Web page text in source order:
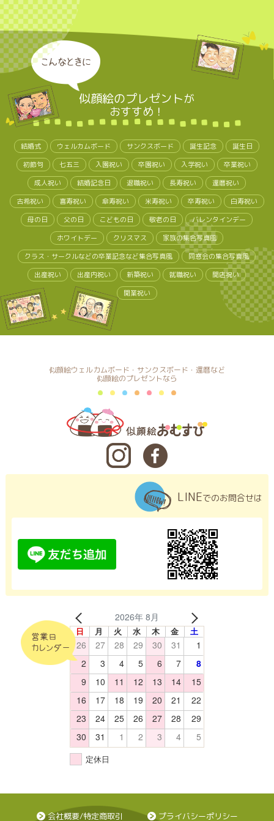
こんなときに
似顔絵のプレゼントが
おすすめ！
結婚式 ウェルカムボード サンクスボード 誕生記念
誕生日
初節句
七五三 入園祝い 卒園祝い 入学祝い
卒業祝い
成人祝い
結婚記念日 退職祝い 長寿祝い
還暦祝い
古希祝い
喜寿祝い 傘寿祝い 米寿祝い 卒寿祝い
白寿祝い
母の日
父の日 こどもの日 敬老の日
バレンタインデー
ホワイトデー
クリスマス
家族の集合写真風
クラス・サークルなどの卒業記念など集合写真風
同窓会の集合写真風
出産祝い
出産内祝い 新築祝い 就職祝い
開店祝い
開業祝い
似顔絵ウェルカムボード・サンクスボード・還暦など
似顔絵のプレゼントなら
LINEでのお問合せは
営業日
カレンダー
2026年 8月
日 月 火 水 木 金 土
26 27 28 29 30 31
1
2
3 4 5 6 7
8
9
10 11 12 13 14
15
16
17 18 19 20 21
22
23
24 25 26 27 28
29
30
31 1 2 3 4 5
定休日
会社概要/特定商取引 プライバシーポリシー